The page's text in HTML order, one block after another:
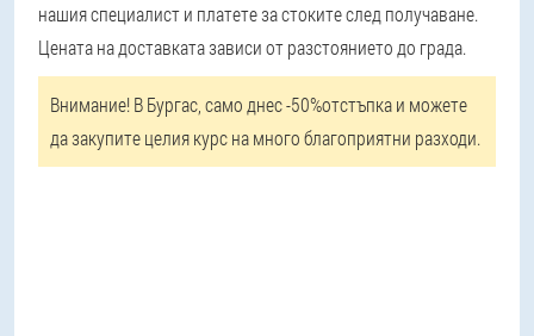
нашия специалист и платете за стоките след получаване.
Цената на доставката зависи от разстоянието до града.
Внимание! В Бургас, само днес -50%отстъпка и можете
да закупите целия курс на много благоприятни разходи.